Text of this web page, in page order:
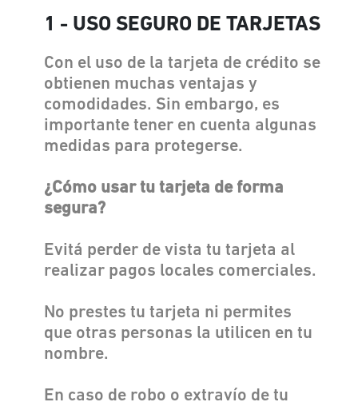
1 - USO SEGURO DE TARJETAS
Con el uso de la tarjeta de crédito se
obtienen muchas ventajas y
comodidades. Sin embargo, es
importante tener en cuenta algunas
medidas para protegerse.
¿Cómo usar tu tarjeta de forma
segura?
Evitá perder de vista tu tarjeta al
realizar pagos locales comerciales.
No prestes tu tarjeta ni permites
que otras personas la utilicen en tu
nombre.
En caso de robo o extravío de tu